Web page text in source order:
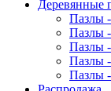
Деревянные
Пазлы
Пазлы
Пазлы
Пазлы
Пазлы